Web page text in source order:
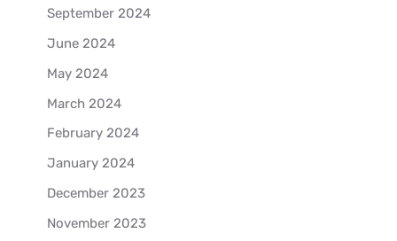
September 2024
June 2024
May 2024
March 2024
February 2024
January 2024
December 2023
November 2023